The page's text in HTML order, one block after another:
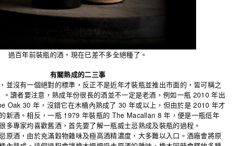
過百年前裝瓶的酒，現在已差不多全絕種了。
有關熟成的二三事
並沒有一個絕對的標準，反正不是近年才裝瓶並推出市面的，皆可稱之
讀者要注意，熟成年份很長的酒並不一定是老酒，例如一瓶 2010 年出
Oak 30 年，沒錯它在木桶內熟成了 30 年或以上，但由於是 2010 年才
新酒。相反，一瓶 1979 年裝瓶的 The Macallan 8 年，便是一瓶低年
多專家均喜歡舊酒，首先要了解一瓶威士忌熟成及裝瓶的過程。
原酒，由於充滿穀物雜味及極高酒精濃度，大多難以入口。酒廠會將原